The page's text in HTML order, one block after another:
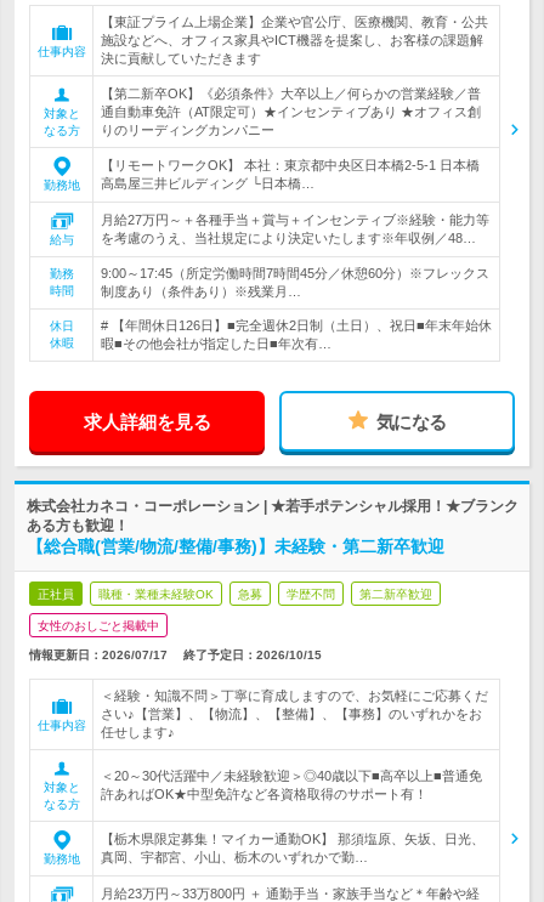
仕事内容
【東証プライム上場企業】企業や官公庁、医療機関、教育・公共
施設などへ、オフィス家具やICT機器を提案し、お客様の課題解
決に貢献していただきます
対象と
なる方
【第二新卒OK】《必須条件》大卒以上／何らかの営業経験／普
通自動車免許（AT限定可）★インセンティブあり ★オフィス創
りのリーディングカンパニー
勤務地
【リモートワークOK】 本社：東京都中央区日本橋2-5-1 日本橋
高島屋三井ビルディング └日本橋…
給与
月給27万円～＋各種手当＋賞与＋インセンティブ※経験・能力等
を考慮のうえ、当社規定により決定いたします※年収例／48…
勤務
時間
9:00～17:45（所定労働時間7時間45分／休憩60分）※フレックス
制度あり（条件あり）※残業月…
休日
休暇
# 【年間休日126日】■完全週休2日制（土日）、祝日■年末年始休
暇■その他会社が指定した日■年次有…
求人詳細を見る 気になる
株式会社カネコ・コーポレーション | ★若手ポテンシャル採用！★ブランク
ある方も歓迎！
【総合職(営業/物流/整備/事務)】未経験・第二新卒歓迎
正社員 職種・業種未経験OK 急募 学歴不問 第二新卒歓迎
女性のおしごと掲載中
情報更新日：2026/07/17 終了予定日： 2026/10/15
仕事内容
＜経験・知識不問＞丁寧に育成しますので、お気軽にご応募くだ
さい♪【営業】、【物流】、【整備】、【事務】のいずれかをお
任せします♪
対象と
なる方
＜20～30代活躍中／未経験歓迎＞◎40歳以下■高卒以上■普通免
許あればOK★中型免許など各資格取得のサポート有！
勤務地
【栃木県限定募集！マイカー通勤OK】 那須塩原、矢坂、日光、
真岡、宇都宮、小山、栃木のいずれかで勤…
月給23万円～33万800円 ＋ 通勤手当・家族手当など＊年齢や経